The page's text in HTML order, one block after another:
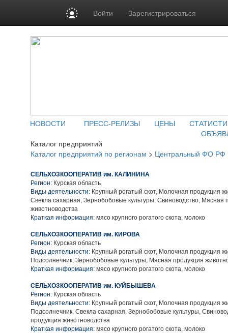
Войти Зарегистрироваться
НОВОСТИ ПРЕСС-РЕЛИЗЫ ЦЕНЫ
Каталог предприятий
Каталог предприятий по регионам > Центральный ФО РФ
СЕЛЬХОЗКООПЕРАТИВ им. КАЛИНИНА
Регион: Курская область
Виды деятельности: Крупный рогатый скот, Молочная продукция
Свекла сахарная, Зернобобовые культуры, Свиноводство, Мясная
животноводства
Краткая информация: мясо крупного рогатого скота, молоко
СЕЛЬХОЗКООПЕРАТИВ им. КИРОВА
Регион: Курская область
Виды деятельности: Крупный рогатый скот, Молочная продукция
Подсолнечник, Зернобобовые культуры, Мясная продукция
Краткая информация: мясо крупного рогатого скота, молоко
СЕЛЬХОЗКООПЕРАТИВ им. КУЙБЫШЕВА
Регион: Курская область
Виды деятельности: Крупный рогатый скот, Молочная продукция
Подсолнечник, Свекла сахарная, Зернобобовые культуры,
продукция животноводства
Краткая информация: мясо крупного рогатого скота, молоко